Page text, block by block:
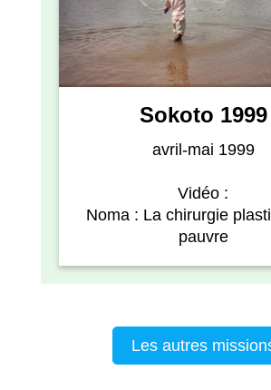
Sokoto 1999
avril-mai 1999
Vidéo :
Noma : La chirurgie
pauvre
Les autres